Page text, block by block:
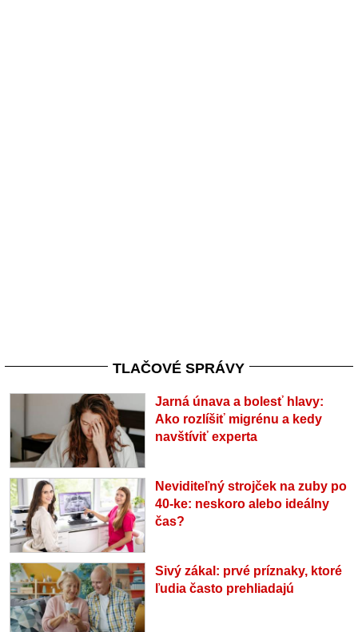
TLAČOVÉ SPRÁVY
Jarná únava a bolesť hlavy:
Ako rozlíšiť migrénu a kedy
navštíviť experta
Neviditeľný strojček na zuby po
40-ke: neskoro alebo ideálny
čas?
Sivý zákal: prvé príznaky, ktoré
ľudia často prehliadajú